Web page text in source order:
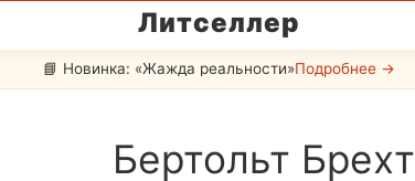
Литселлер
📘 Новинка: «Жажда реальности»Подробнее →
Бертольт Брехт